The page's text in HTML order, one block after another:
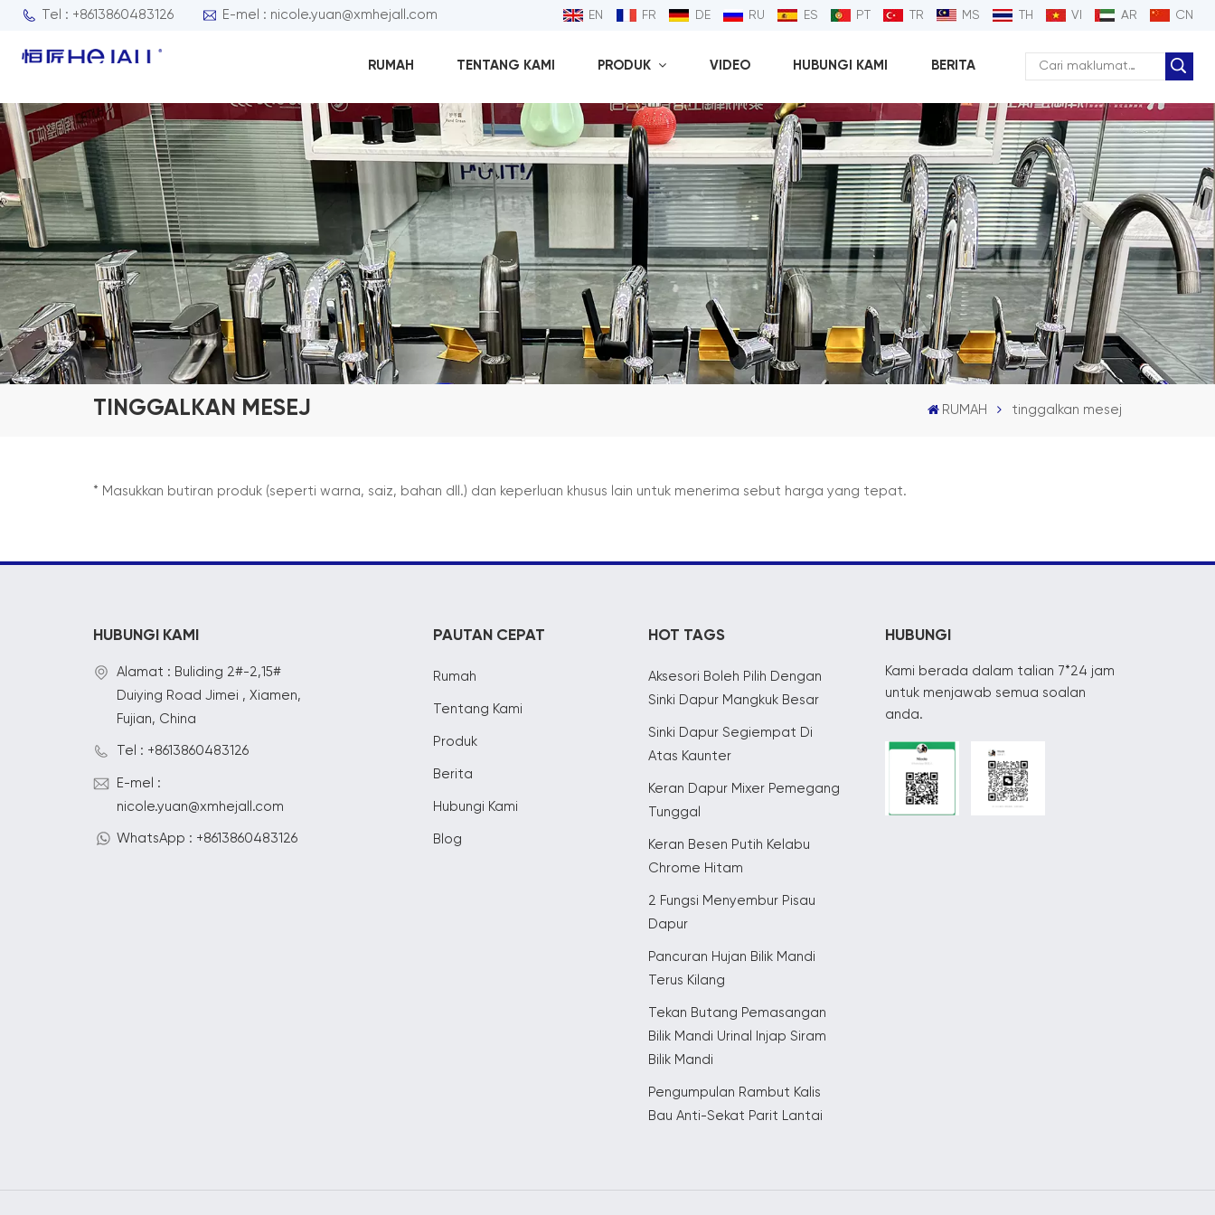
Tel : +8613860483126 E-mel : nicole.yuan@xmhejall.com EN FR DE RU ES PT TR MS TH VI AR CN
RUMAH TENTANG KAMI PRODUK VIDEO HUBUNGI KAMI BERITA
TINGGALKAN MESEJ RUMAH tinggalkan mesej
* Masukkan butiran produk (seperti warna, saiz, bahan dll.) dan keperluan khusus lain untuk menerima sebut harga yang tepat.
HUBUNGI KAMI
Alamat : Buliding 2#-2,15#
Duiying Road Jimei , Xiamen,
Fujian, China
Tel : +8613860483126
E-mel :
nicole.yuan@xmhejall.com
WhatsApp : +8613860483126
PAUTAN CEPAT
Rumah
Tentang Kami
Produk
Berita
Hubungi Kami
Blog
HOT TAGS
Aksesori Boleh Pilih Dengan
Sinki Dapur Mangkuk Besar
Sinki Dapur Segiempat Di
Atas Kaunter
Keran Dapur Mixer Pemegang
Tunggal
Keran Besen Putih Kelabu
Chrome Hitam
2 Fungsi Menyembur Pisau
Dapur
Pancuran Hujan Bilik Mandi
Terus Kilang
Tekan Butang Pemasangan
Bilik Mandi Urinal Injap Siram
Bilik Mandi
Pengumpulan Rambut Kalis
Bau Anti-Sekat Parit Lantai
HUBUNGI
Kami berada dalam talian 7*24 jam
untuk menjawab semua soalan
anda.